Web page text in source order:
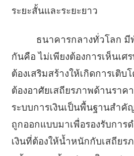
ระยะสั้นและระยะยาว
ธนาคารกลางทั่วโลก
กันคือ ไม่เพียงต้องการเห็นเศ
ต้องเสริมสร้างให้เกิดการเติบ
ต้องอาศัยเสถียรภาพด้านราค
ระบบการเงินเป็นพื้นฐานสำคั
ถูกออกแบบมาเพื่อรองรับการ
เงินที่ต้องให้น้ำหนักกับเสถียร